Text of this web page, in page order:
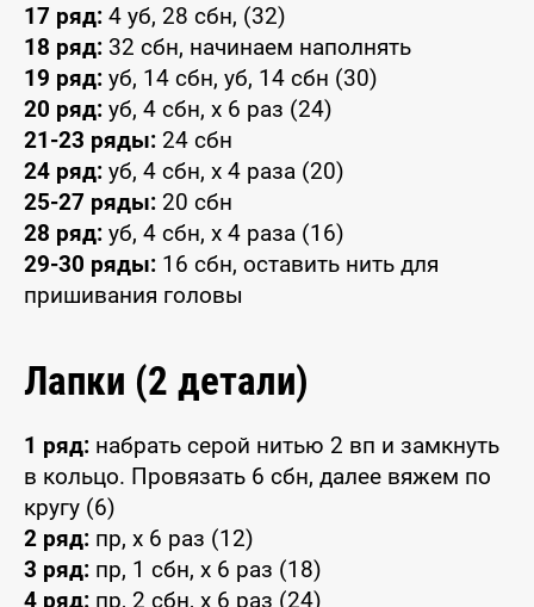
17 ряд: 4 уб, 28 сбн, (32)
18 ряд: 32 сбн, начинаем наполнять
19 ряд: уб, 14 сбн, уб, 14 сбн (30)
20 ряд: уб, 4 сбн, x 6 раз (24)
21-23 ряды: 24 сбн
24 ряд: уб, 4 сбн, x 4 раза (20)
25-27 ряды: 20 сбн
28 ряд: уб, 4 сбн, x 4 раза (16)
29-30 ряды: 16 сбн, оставить нить для
пришивания головы
Лапки (2 детали)
1 ряд: набрать серой нитью 2 вп и замкнуть
в кольцо. Провязать 6 сбн, далее вяжем по
кругу (6)
2 ряд: пр, x 6 раз (12)
3 ряд: пр, 1 сбн, x 6 раз (18)
4 ряд: пр, 2 сбн, x 6 раз (24)